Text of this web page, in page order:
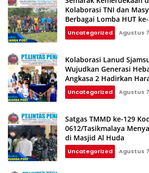
Kolaborasi TNI dan
Berbagai Lomba HUT ke-
Uncategorized Agustus
Kolaborasi Lanud
Wujudkan Generasi
Angkasa 2 Hadirkan
Depan Anak
Uncategorized Agustus
Satgas TMMD ke-129
0612/Tasikmalaya
di Masjid Al Huda
Uncategorized Agustus